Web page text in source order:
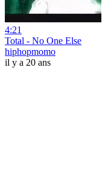
4:21
Total - No One Else
hiphopmomo
il y a 20 ans